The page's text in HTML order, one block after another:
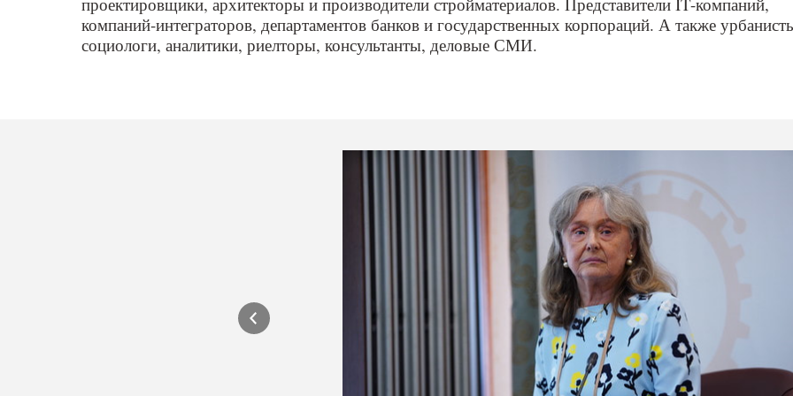
компаний-интеграторов, департаментов банков и государственных корпораций. А также
социологи, аналитики, риелторы, консультанты, деловые СМИ.